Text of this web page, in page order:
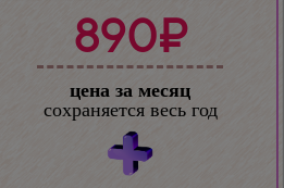
890₽
цена за месяц
сохраняется весь год